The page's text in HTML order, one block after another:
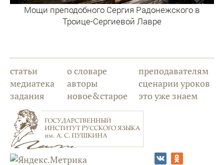
Мощи преподобного Сергия Радонежского в
Троице-Сергиевой Лавре
статьи
медиатека
задания
о словаре
авторы
новое&старое
преподавателям
сценарии уроков
это уже знаем